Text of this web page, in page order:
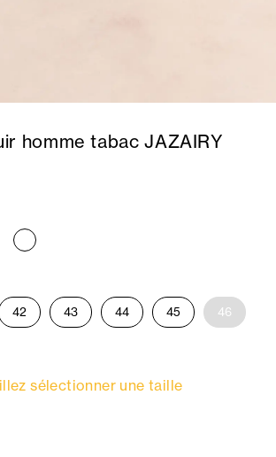
homme tabac JAZAIRY
42 43 44 45 46
sélectionner une taille